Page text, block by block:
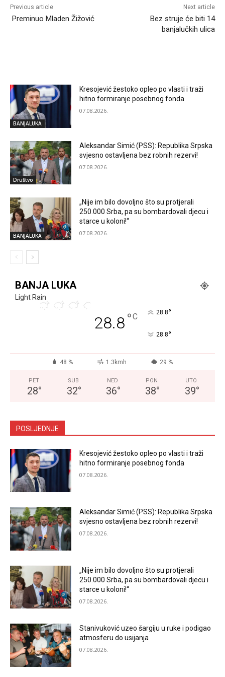
Previous article
Preminuo Mladen Žižović
Next article
Bez struje će biti 14
banjalučkih ulica
BANJALUKA
Kresojević žestoko opleo po vlasti i traži
hitno formiranje posebnog fonda
07.08.2026.
Društvo
Aleksandar Simić (PSS): Republika Srpska
svjesno ostavljena bez robnih rezervi!
07.08.2026.
BANJALUKA
„Nije im bilo dovoljno što su protjerali
250.000 Srba, pa su bombardovali djecu i
starce u koloni!“
07.08.2026.
BANJA LUKA
Light Rain
28.8°C 28.8°
28.8°
48 % 1.3kmh 29 %
PET
28°
SUB
32°
NED
36°
PON
38°
UTO
39°
POSLJEDNJE
Kresojević žestoko opleo po vlasti i traži
hitno formiranje posebnog fonda
07.08.2026.
Aleksandar Simić (PSS): Republika Srpska
svjesno ostavljena bez robnih rezervi!
07.08.2026.
„Nije im bilo dovoljno što su protjerali
250.000 Srba, pa su bombardovali djecu i
starce u koloni!“
07.08.2026.
Stanivuković uzeo šargiju u ruke i podigao
atmosferu do usijanja
07.08.2026.